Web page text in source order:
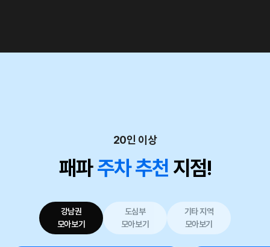
20인 이상
패파주차 추천 지점!
강남권
모아보기
도심부
모아보기
기타 지역
모아보기